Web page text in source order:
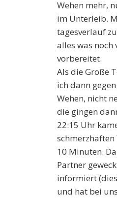
Wehen mehr,
im Unterleib.
tagesverlauf
alles was
vorbereitet.
Als die Große
ich dann
Wehen, nicht
die gingen
22:15 Uhr
10 Minuten.
Partner
informiert
und hat bei